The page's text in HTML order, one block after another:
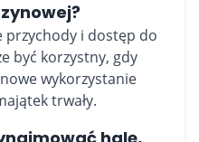
przychody i dostęp do
być korzystny, gdy
wykorzystanie
trwały.